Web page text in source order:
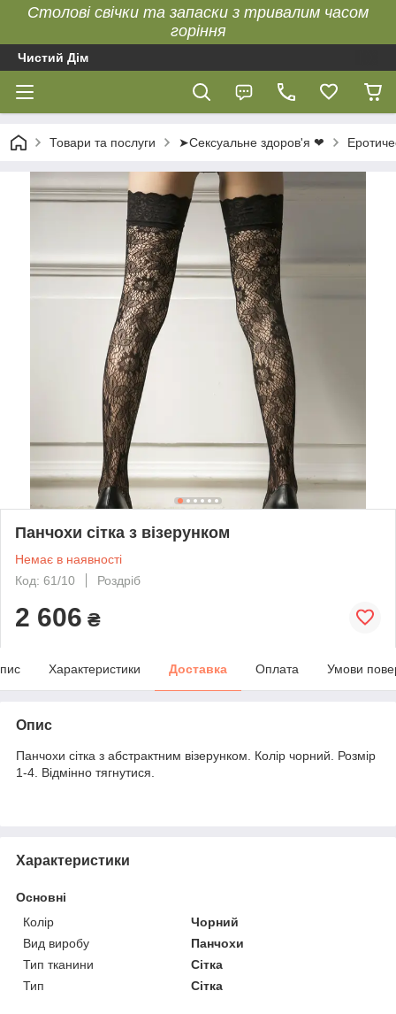
Столові свічки та запаски з тривалим часом
горіння
Чистий Дім
Товари та послуги ➤Сексуальне здоров'я ❤
Панчохи сітка з візерунком
Немає в наявності
Код: 61/10
Роздріб
2 606 ₴
Характеристики Доставка Оплата Умови
Опис
Панчохи сітка з абстрактним візерунком. Колір чорний. Розмір
1-4. Відмінно тягнутися.
Характеристики
Основні
Колір
Чорний
Вид виробу
Панчохи
Тип тканини
Сітка
Тип
Сітка